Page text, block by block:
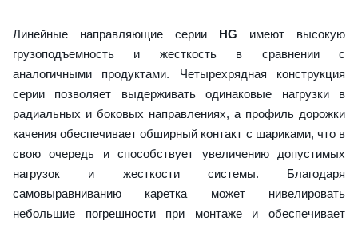
Линейные направляющие серии HG имеют высокую
грузоподъемность и жесткость в сравнении с
аналогичными продуктами. Четырехрядная конструкция
серии позволяет выдерживать одинаковые нагрузки в
радиальных и боковых направлениях, а профиль дорожки
качения обеспечивает обширный контакт с шариками, что в
свою очередь и способствует увеличению допустимых
нагрузок и жесткости системы. Благодаря
самовыравниванию каретка может нивелировать
небольшие погрешности при монтаже и обеспечивает